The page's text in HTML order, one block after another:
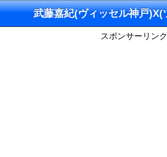
武藤嘉紀(ヴィッセル神戸)X(
スポンサーリンク